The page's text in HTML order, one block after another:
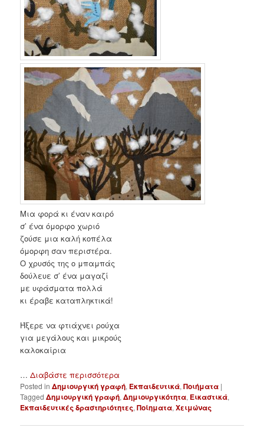
Μια φορά κι έναν καιρό
σ’ ένα όμορφο χωριό
ζούσε μια καλή κοπέλα
όμορφη σαν περιστέρα.
Ο χρυσός της ο μπαμπάς
δούλευε σ’ ένα μαγαζί
με υφάσματα πολλά
κι έραβε καταπληκτικά!
Ήξερε να φτιάχνει ρούχα
για μεγάλους και μικρούς
καλοκαίρια
…Διαβάστε περισσότερα
Posted in Δημιουργική γραφή, Εκπαιδευτικά,Ποιήματα |
Tagged Δημιουργική γραφή,Δημιουργικότητα, Εικαστικά,
Εκπαιδευτικές δραστηριότητες,Ποίηματα,Χειμώνας